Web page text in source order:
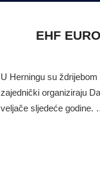
EHF
U Herningu su
zajednički organiziraju
veljače sljedeće godine.